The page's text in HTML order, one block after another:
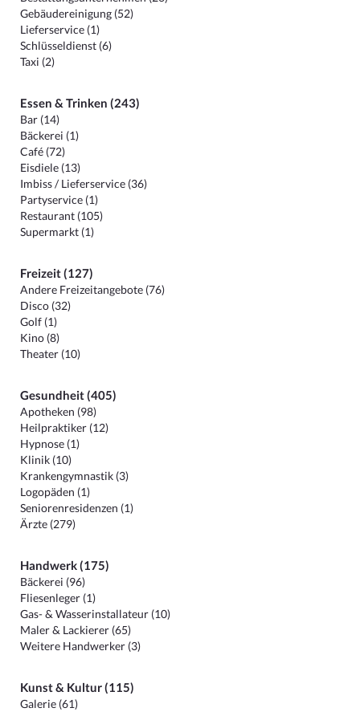
Gebäudereinigung (52)
Lieferservice (1)
Schlüsseldienst (6)
Taxi (2)
Essen & Trinken (243)
Bar (14)
Bäckerei (1)
Café (72)
Eisdiele (13)
Imbiss / Lieferservice (36)
Partyservice (1)
Restaurant (105)
Supermarkt (1)
Freizeit (127)
Andere Freizeitangebote (76)
Disco (32)
Golf (1)
Kino (8)
Theater (10)
Gesundheit (405)
Apotheken (98)
Heilpraktiker (12)
Hypnose (1)
Klinik (10)
Krankengymnastik (3)
Logopäden (1)
Seniorenresidenzen (1)
Ärzte (279)
Handwerk (175)
Bäckerei (96)
Fliesenleger (1)
Gas- & Wasserinstallateur (10)
Maler & Lackierer (65)
Weitere Handwerker (3)
Kunst & Kultur (115)
Galerie (61)